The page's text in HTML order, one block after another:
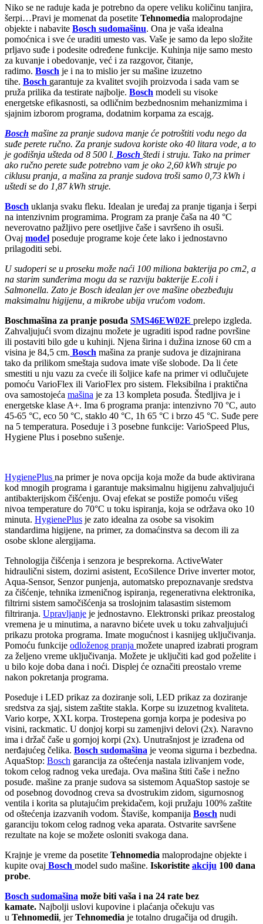
Niko se ne raduje kada je potrebno da opere veliku količinu tanjira,
šerpi…Pravi je momenat da posetite Tehnomedia maloprodajne
objekte i nabavite Bosch sudomašinu. Ona je vaša idealna
pomoćnica i sve će uraditi umesto vas. Vaše je samo da lepo složite
prljavo suđe i podesite određene funkcije. Kuhinja nije samo mesto
za kuvanje i obedovanje, već i za razgovor, čitanje,
radimo. Bosch je i na to mislio jer su mašine izuzetno
tihe. Bosch garantuje za kvalitet svojih proizvoda i sada vam se
pruža prilika da testirate najbolje. Bosch modeli su visoke
energetske efikasnosti, sa odličnim bezbednosnim mehanizmima i
sjajnim izborom programa, dodatnim korpama za escajg.
Bosch mašine za pranje sudova manje će potroštiti vodu nego da
suđe perete ručno. Za pranje sudova koriste oko 40 litara vode, a to
je godišnja ušteda od 8 500 l. Bosch štedi i struju. Tako na primer
ako ručno perete suđe potrebno vam je oko 2,60 kWh struje po
ciklusu pranja, a mašina za pranje sudova troši samo 0,73 kWh i
uštedi se do 1,87 kWh struje.
Bosch uklanja svaku fleku. Idealan je uređaj za pranje tiganja i šerpi
na intenzivnim programima. Program za pranje čaša na 40 °C
neverovatno pažljivo pere osetljive čaše i savršeno ih osuši.
Ovaj model poseduje programe koje ćete lako i jednostavno
prilagoditi sebi.
U sudoperi se u proseku može naći 100 miliona bakterija po cm2, a
na starim sunđerima mogu da se razviju bakterije E.coli i
Salmonella. Zato je Bosch idealan jer ove mašine obezbeđuju
maksimalnu higijenu, a mikrobe ubija vrućom vodom.
Boschmašina za pranje posuđa SMS46EW02E prelepo izgleda.
Zahvaljujući svom dizajnu možete je ugraditi ispod radne površine
ili postaviti bilo gde u kuhinji. Njena širina i dužina iznose 60 cm a
visina je 84,5 cm. Bosch mašina za pranje sudova je dizajnirana
tako da prilikom smeštaja sudova imate više slobode. Da li ćete
smestiti u nju vazu za cveće ili šoljice kafe na primer vi odlučujete
pomoću VarioFlex ili VarioFlex pro sistem. Fleksibilna i praktična
ova samostojeća mašina je za 13 kompleta posuđa. Štedljiva je i
energetske klase A+. Ima 6 programa pranja: intenzivno 70 °C, auto
45-65 °C, eco 50 °C, staklo 40 °C, 1h 65 °C i brzo 45 °C. Suđe pere
na 5 temperatura. Poseduje i 3 posebne funkcije: VarioSpeed Plus,
Hygiene Plus i posebno sušenje.
HygienePlus na primer je nova opcija koja može da bude aktivirana
kod mnogih programa i garantuje maksimalnu higijenu zahvaljujući
antibakterijskom čišćenju. Ovaj efekat se postiže pomoću višeg
nivoa temperature do 70°C u toku ispiranja, koja se održava oko 10
minuta. HygienePlus je zato idealna za osobe sa visokim
standardima higijene, na primer, za domaćinstva sa decom ili za
osobe sklone alergijama.
Tehnologija čišćenja i senzora je besprekorna. ActiveWater
hidraulični sistem, dozirni asistent, EcoSilence Drive inverter motor,
Aqua-Sensor, Senzor punjenja, automatsko prepoznavanje sredstva
za čišćenje, tehnika izmeničnog ispiranja, regenerativna elektronika,
filtrirni sistem samočišćenja sa troslojnim talasastim sistemom
filtriranja. Upravljanje je jednostavno. Elektronski prikaz preostalog
vremena je u minutima, a naravno bićete uvek u toku zahvaljujući
prikazu protoka programa. Imate mogućnost i kasnijeg uključivanja.
Pomoću funkcije odloženog pranja možete unapred izabrati program
za željeno vreme uključivanja. Možete je uključiti kad god poželite i
u bilo koje doba dana i noći. Displej će označiti preostalo vreme
nakon pokretanja programa.
Poseduje i LED prikaz za doziranje soli, LED prikaz za doziranje
sredstva za sjaj, sistem zaštite stakla. Korpe su izuzetnog kvaliteta.
Vario korpe, XXL korpa. Trostepena gornja korpa je podesiva po
visini, rackmatic. U donjoj korpi su zamenjivi delovi (2x). Naravno
ima i držač čaše u gornjoj korpi (2x). Unutrašnjost je izrađena od
nerđajućeg čelika. Bosch sudomašina je veoma sigurna i bezbedna.
AquaStop: Bosch garancija za oštećenja nastala izlivanjem vode,
tokom celog radnog veka uređaja. Ova mašina štiti čaše i nežno
posuđe. mašine za pranje sudova sa sistemom AquaStop sastoje se
od posebnog dovodnog creva sa dvostrukim zidom, sigurnosnog
ventila i korita sa plutajućim prekidačem, koji pružaju 100% zaštite
od oštećenja izazvanih vodom. Štaviše, kompanija Bosch nudi
garanciju tokom celog radnog veka aparata. Ostvarite savršene
rezultate na koje se možete osloniti svakoga dana.
Krajnje je vreme da posetite Tehnomedia maloprodajne objekte i
kupite ovaj Bosch model sudo mašine. Iskoristite akciju 100 dana
probe.
Bosch sudomašina može biti vaša i na 24 rate bez
kamate. Najbolji uslovi kupovine i plaćanja očekuju vas
u Tehnomedii, jerTehnomedia je totalno drugačija od drugih.